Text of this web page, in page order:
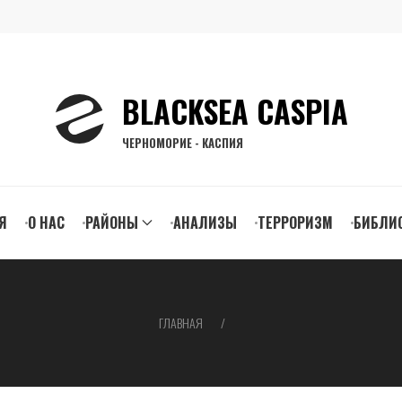
BLACKSEA CASPIA
ЧЕРНОМОРИЕ - КАСПИЯ
О НАС РАЙОНЫ АНАЛИЗЫ ТЕРРОРИЗМ
ГЛАВНАЯ